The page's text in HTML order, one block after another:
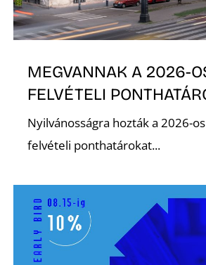
MEGVANNAK A 2026-
FELVÉTELI
Nyilvánosságra hozták a 2026-
felvételi ponthatárokat...